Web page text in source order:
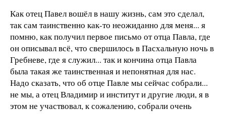
Как отец Павел вошёл в нашу жизнь, сам это сделал,
так сам таинственно как-то неожиданно для меня... я
помню, как получил первое письмо от отца Павла, где
он описывал всё, что свершилось в Пасхальную ночь в
Гребневе, где я служил... так и кончина отца Павла
была такая же таинственная и непонятная для нас.
Надо сказать, что об отце Павле мы сейчас собрали...
не мы, а отец Владимир и институт и другие люди, я в
этом не участвовал, к сожалению, собрали очень